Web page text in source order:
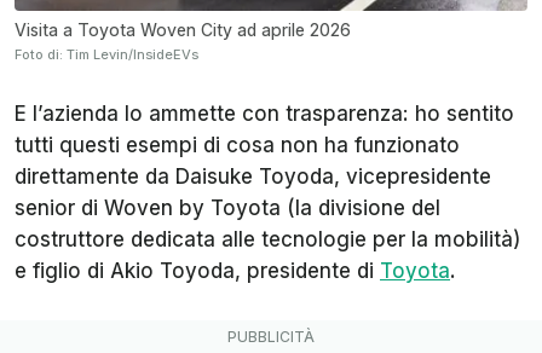
Visita a Toyota Woven City ad aprile 2026
Foto di: Tim Levin/InsideEVs
E l’azienda lo ammette con trasparenza: ho sentito
tutti questi esempi di cosa non ha funzionato
direttamente da Daisuke Toyoda, vicepresidente
senior di Woven by Toyota (la divisione del
costruttore dedicata alle tecnologie per la mobilità)
e figlio di Akio Toyoda, presidente di Toyota.